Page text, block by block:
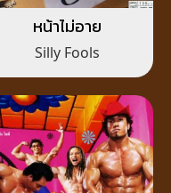
หน้าไม่อาย
Silly Fools